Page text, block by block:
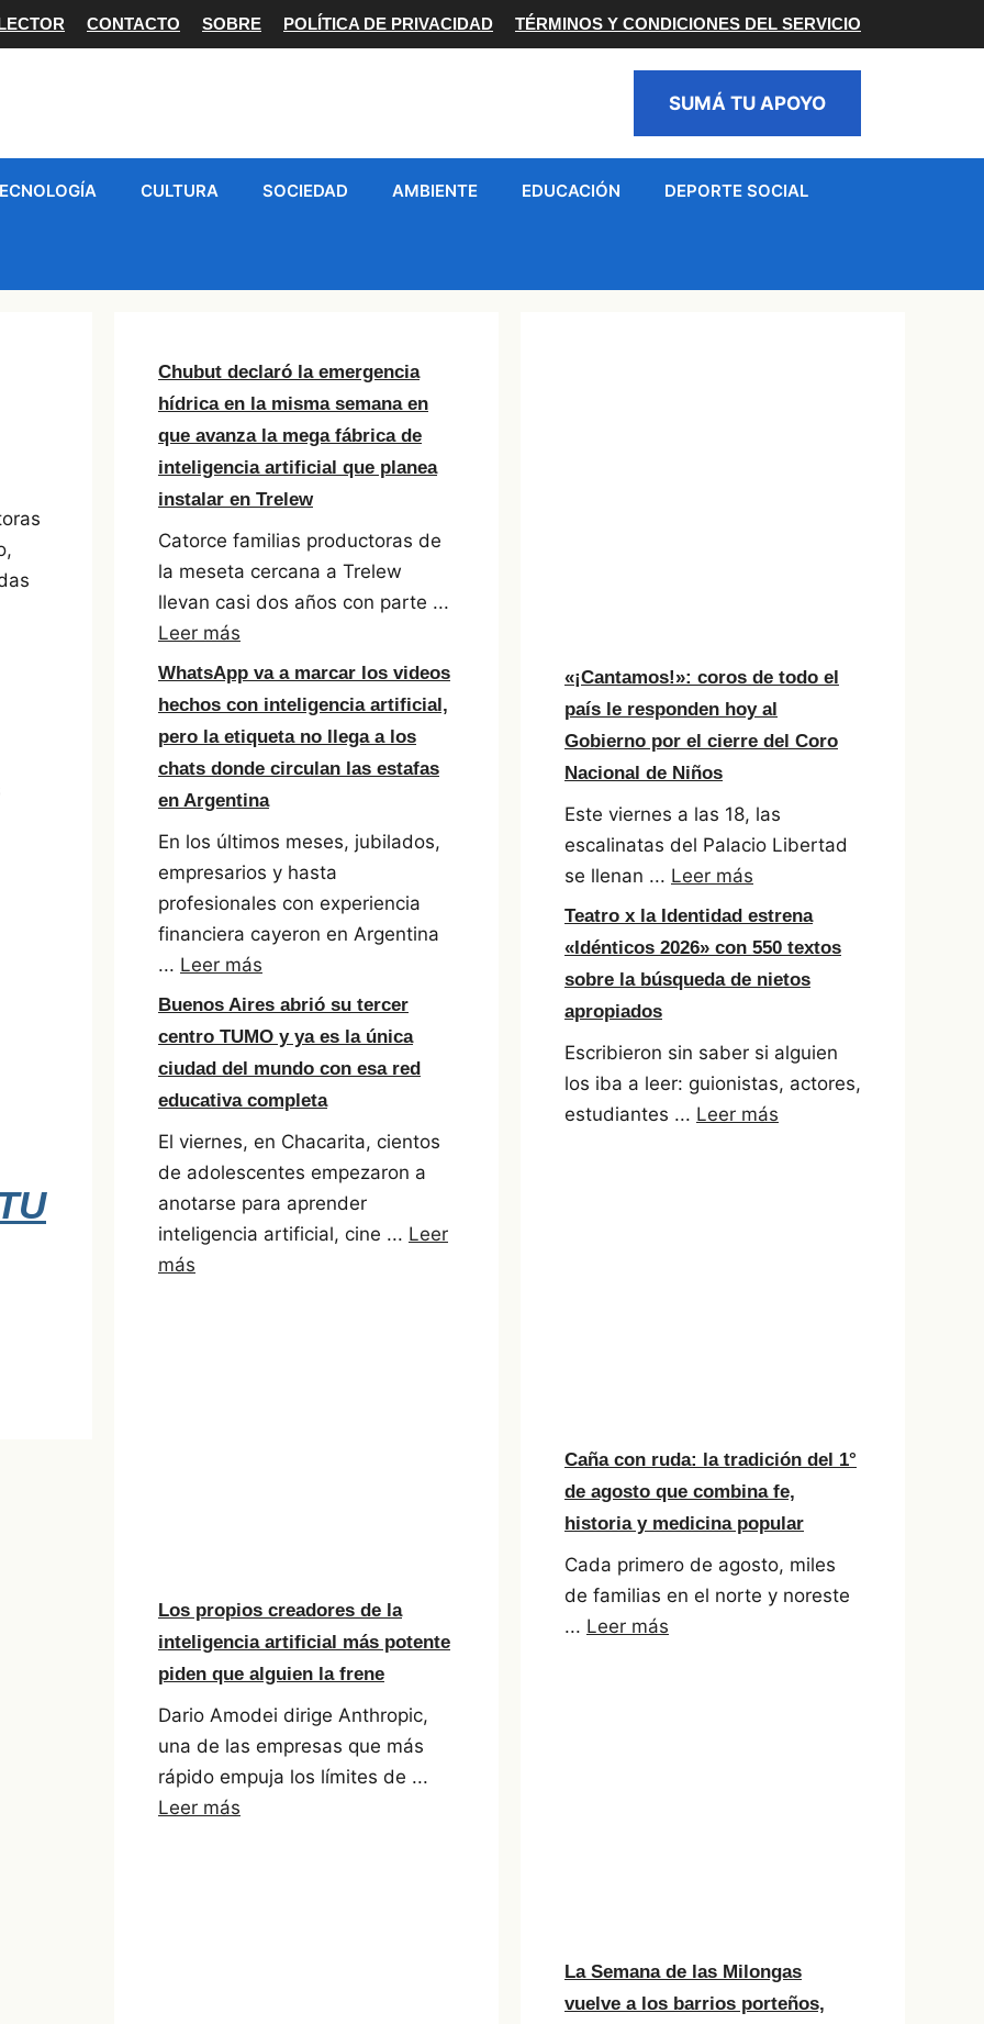
CONTACTO SOBRE POLÍTICA DE PRIVACIDAD TÉRMINOS Y CONDICIONES DEL SERVICIO
SUMÁ TU APOYO
CULTURA SOCIEDAD AMBIENTE EDUCACIÓN DEPORTE SOCIAL
Chubut declaró la emergencia
hídrica en la misma semana en
que avanza la mega fábrica de
inteligencia artificial que planea
instalar en Trelew
Catorce familias productoras de
la meseta cercana a Trelew
llevan casi dos años con parte ...
Leer más
WhatsApp va a marcar los videos
hechos con inteligencia artificial,
pero la etiqueta no llega a los
chats donde circulan las estafas
en Argentina
En los últimos meses, jubilados,
empresarios y hasta
profesionales con experiencia
financiera cayeron en Argentina
... Leer más
Buenos Aires abrió su tercer
centro TUMO y ya es la única
ciudad del mundo con esa red
educativa completa
El viernes, en Chacarita, cientos
de adolescentes empezaron a
anotarse para aprender
inteligencia artificial, cine ... Leer
más
Los propios creadores de la
inteligencia artificial más potente
piden que alguien la frene
Dario Amodei dirige Anthropic,
una de las empresas que más
rápido empuja los límites de ...
Leer más
«¡Cantamos!»: coros de todo el
país le responden hoy al
Gobierno por el cierre del Coro
Nacional de Niños
Este viernes a las 18, las
escalinatas del Palacio Libertad
se llenan ... Leer más
Teatro x la Identidad estrena
«Idénticos 2026» con 550 textos
sobre la búsqueda de nietos
apropiados
Escribieron sin saber si alguien
los iba a leer: guionistas, actores,
estudiantes ... Leer más
Caña con ruda: la tradición del 1°
de agosto que combina fe,
historia y medicina popular
Cada primero de agosto, miles
de familias en el norte y noreste
... Leer más
La Semana de las Milongas
vuelve a los barrios porteños,